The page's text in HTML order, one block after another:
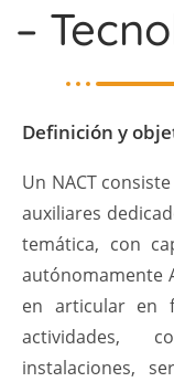
–
Definición y
Un NACT
auxiliares
temática, con
autónomamente
en articular en
actividades,
instalaciones,